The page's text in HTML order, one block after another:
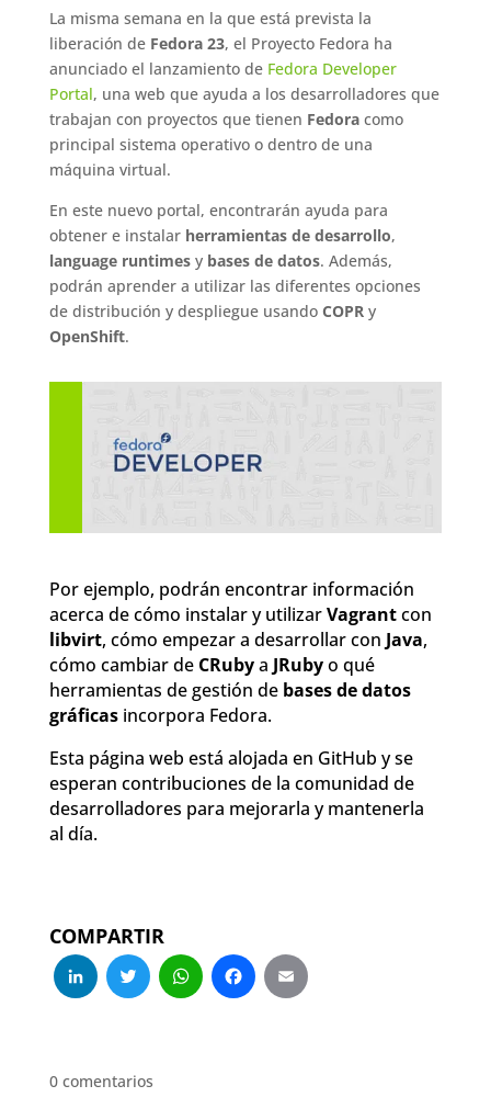
La misma semana en la que está prevista la
liberación de Fedora 23, el Proyecto Fedora ha
anunciado el lanzamiento de Fedora Developer
Portal, una web que ayuda a los desarrolladores que
trabajan con proyectos que tienen Fedoracomo
principal sistema operativo o dentro de una
máquina virtual.
En este nuevo portal, encontrarán ayuda para
obtener e instalar herramientas de desarrollo,
language runtimesy bases de datos. Además,
podrán aprender a utilizar las diferentes opciones
de distribución y despliegue usando COPRy
OpenShift.
Por ejemplo, podrán encontrar información
acerca de cómo instalar y utilizarVagrantcon
libvirt, cómo empezar a desarrollar con Java,
cómo cambiar de CRubya JRubyo qué
herramientas de gestión de bases de datos
gráficasincorpora Fedora.
Esta página web está alojada en GitHub y se
esperan contribuciones de la comunidad de
desarrolladores para mejorarla y mantenerla
al día.
COMPARTIR
LinkedIn
Twitter
WhatsApp
Facebook
0 comentarios